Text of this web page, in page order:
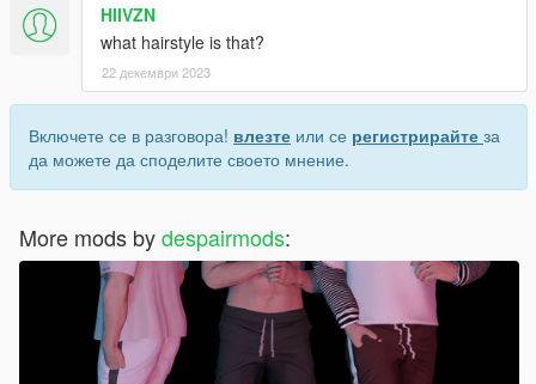
HIIVZN
what hairstyle is that?
22 декември 2023
Включете се в разговора! влезте или се регистрирайте за
да можете да споделите своето мнение.
More mods bydespairmods: